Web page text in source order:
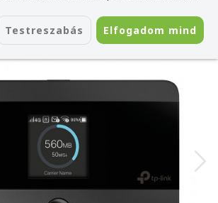
Testreszabás Elfogadom mind